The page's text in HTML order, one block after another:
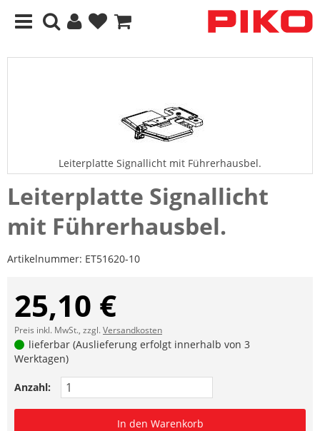
Leiterplatte Signallicht mit Führerhausbel.
Leiterplatte Signallicht
mit Führerhausbel.
Artikelnummer: ET51620-10
25,10 €
Preis inkl. MwSt., zzgl.Versandkosten
lieferbar (Auslieferung erfolgt innerhalb von 3
Werktagen)
Anzahl:
In den Warenkorb